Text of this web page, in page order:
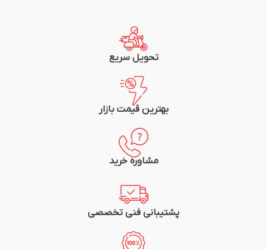
تحویل سریع
بهترین قیمت بازار
مشاوره خرید
پشتیبانی فنی تخصصی